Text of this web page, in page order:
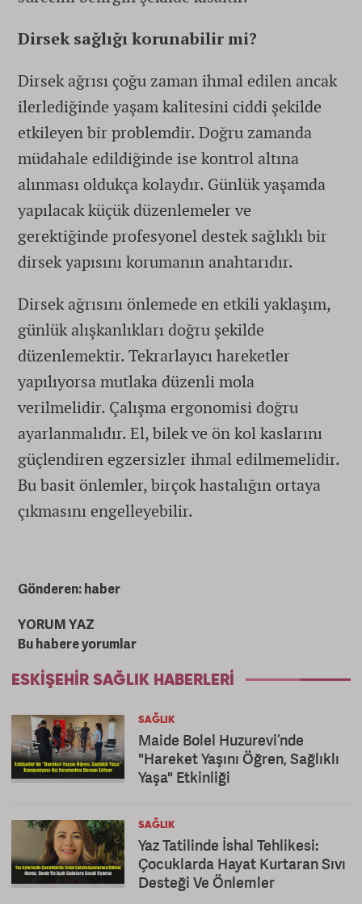
Dirsek sağlığı korunabilir mi?
Dirsek ağrısı çoğu zaman ihmal edilen ancak
ilerlediğinde yaşam kalitesini ciddi şekilde
etkileyen bir problemdir. Doğru zamanda
müdahale edildiğinde ise kontrol altına
alınması oldukça kolaydır. Günlük yaşamda
yapılacak küçük düzenlemeler ve
gerektiğinde profesyonel destek sağlıklı bir
dirsek yapısını korumanın anahtarıdır.
Dirsek ağrısını önlemede en etkili yaklaşım,
günlük alışkanlıkları doğru şekilde
düzenlemektir. Tekrarlayıcı hareketler
yapılıyorsa mutlaka düzenli mola
verilmelidir. Çalışma ergonomisi doğru
ayarlanmalıdır. El, bilek ve ön kol kaslarını
güçlendiren egzersizler ihmal edilmemelidir.
Bu basit önlemler, birçok hastalığın ortaya
çıkmasını engelleyebilir.
Gönderen: haber
YORUM YAZ
Bu habere yorumlar
ESKIŞEHIR SAĞLIK HABERLERI
SAĞLIK
Maide Bolel Huzurevi’nde
"Hareket Yaşını Öğren, Sağlıklı
Yaşa" Etkinliği
SAĞLIK
Yaz Tatilinde İshal Tehlikesi:
Çocuklarda Hayat Kurtaran Sıvı
Desteği Ve Önlemler